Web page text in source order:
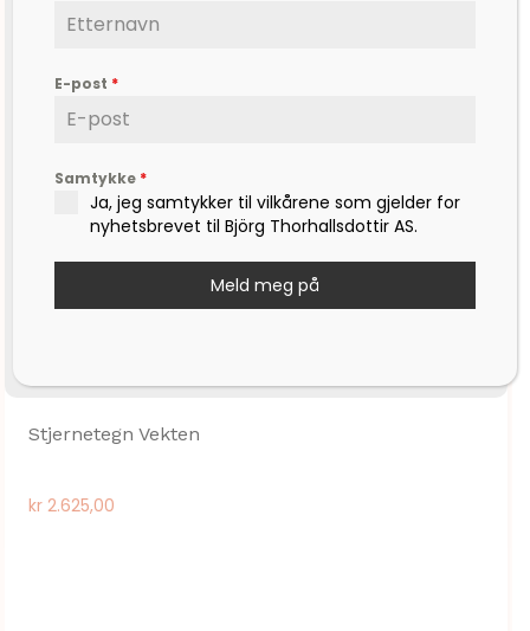
Stjernetegn Vekten
kr 2.625,00
E-post *
Samtykke *
Ja, jeg samtykker til vilkårene som gjelder for
nyhetsbrevet til Björg Thorhallsdottir AS.
Meld meg på